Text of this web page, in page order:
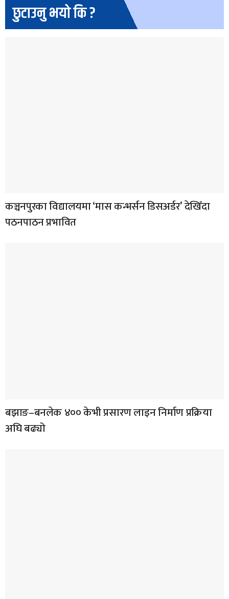
छुटाउनु भयो कि ?
कञ्चनपुरका विद्यालयमा ‘मास कन्भर्सन डिसअर्डर’ देखिँदा
पठनपाठन प्रभावित
बझाङ–बनलेक ४०० केभी प्रसारण लाइन निर्माण प्रक्रिया
अघि बढ्यो